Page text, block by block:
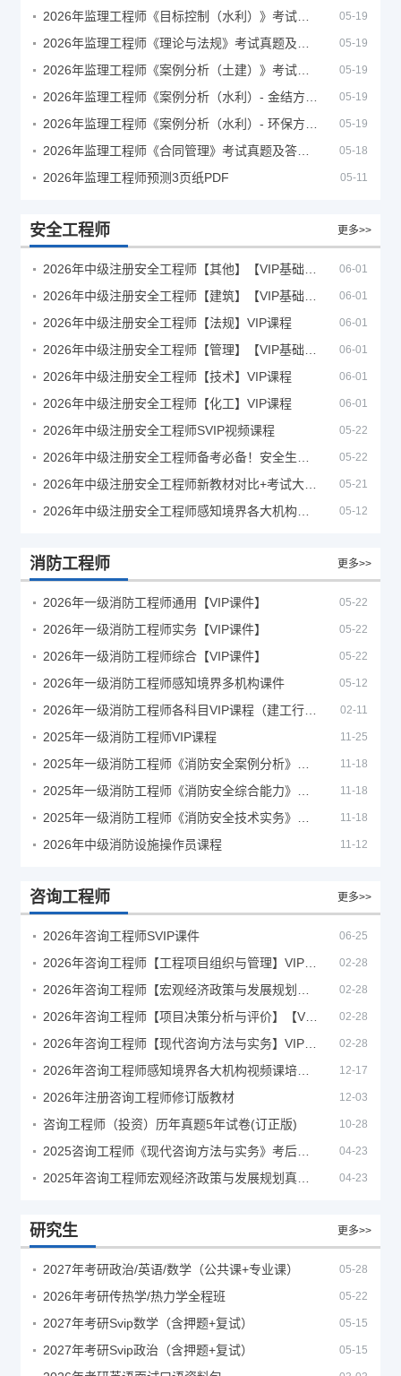
05-19
05-19
05-19
05-19
05-19
05-18
2026年监理工程师预测3页纸PDF 05-11
安全工程师 更多>>
06-01
06-01
2026年中级注册安全工程师【法规】VIP课程 06-01
06-01
2026年中级注册安全工程师【技术】VIP课程 06-01
2026年中级注册安全工程师【化工】VIP课程 06-01
2026年中级注册安全工程师SVIP视频课程 05-22
05-22
05-21
05-12
消防工程师 更多>>
2026年一级消防工程师通用【VIP课件】 05-22
2026年一级消防工程师实务【VIP课件】 05-22
2026年一级消防工程师综合【VIP课件】 05-22
2026年一级消防工程师感知境界多机构课件 05-12
02-11
2025年一级消防工程师VIP课程 11-25
11-18
11-18
11-18
2026年中级消防设施操作员课程 11-12
咨询工程师 更多>>
2026年咨询工程师SVIP课件 06-25
02-28
02-28
02-28
02-28
12-17
2026年注册咨询工程师修订版教材 12-03
咨询工程师（投资）历年真题5年试卷(订正版) 10-28
04-23
04-23
研究生 更多>>
2027年考研政治/英语/数学（公共课+专业课） 05-28
2026年考研传热学/热力学全程班 05-22
2027年考研Svip数学（含押题+复试） 05-15
2027年考研Svip政治（含押题+复试） 05-15